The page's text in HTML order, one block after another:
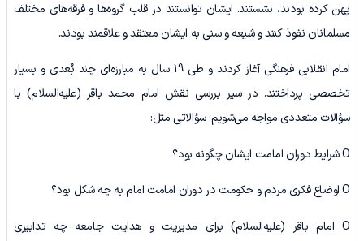
پهن کرده بودند، نشستند. ایشان توانستند در قلب‌ گروه‌ها و فرقه‌های مختلف
مسلمانان نفوذ کنند و شیعه و سنی به ایشان معتقد و علاقمند بودند.
امام انقلابی فرهنگی آغاز کردند و طی 19 سال به مبارزه‌ای چند بُعدی و بسیار
تخصصی پرداختند. در سیر بررسی نقش امام محمد باقر (علیه‌السلام) با
سؤالات متعددی مواجه می‌شویم؛ سؤالاتی مثل:
O شرایط دوران امامت ایشان چگونه بود؟
O اوضاع فکری مردم و حکومت در دوران امامت امام به چه شکل بود؟
O امام باقر (علیه‌السلام) برای مدیریت و هدایت جامعه چه تدابیری